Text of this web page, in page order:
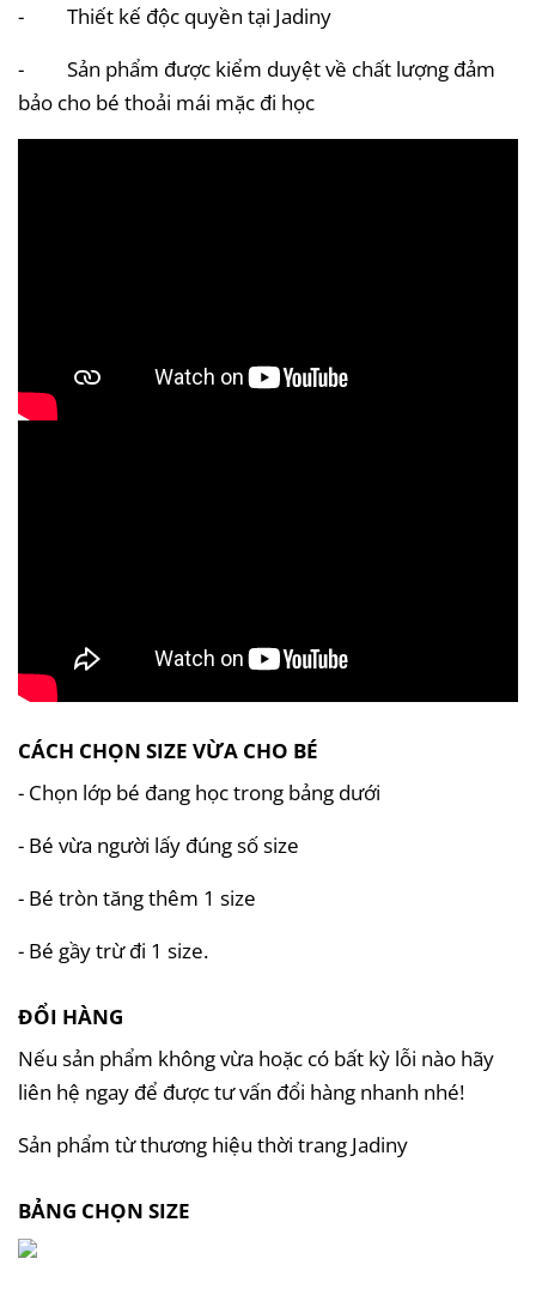
- Thiết kế độc quyền tại Jadiny
- Sản phẩm được kiểm duyệt về chất lượng đảm
bảo cho bé thoải mái mặc đi học
CÁCH CHỌN SIZE VỪA CHO BÉ
- Chọn lớp bé đang học trong bảng dưới
- Bé vừa người lấy đúng số size
- Bé tròn tăng thêm 1 size
- Bé gầy trừ đi 1 size.
ĐỔI HÀNG
Nếu sản phẩm không vừa hoặc có bất kỳ lỗi nào hãy
liên hệ ngay để được tư vấn đổi hàng nhanh nhé!
Sản phẩm từ thương hiệu thời trang Jadiny
BẢNG CHỌN SIZE